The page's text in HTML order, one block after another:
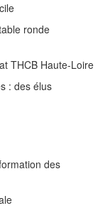
ronde
THCB Haute-Loire
: des élus
des